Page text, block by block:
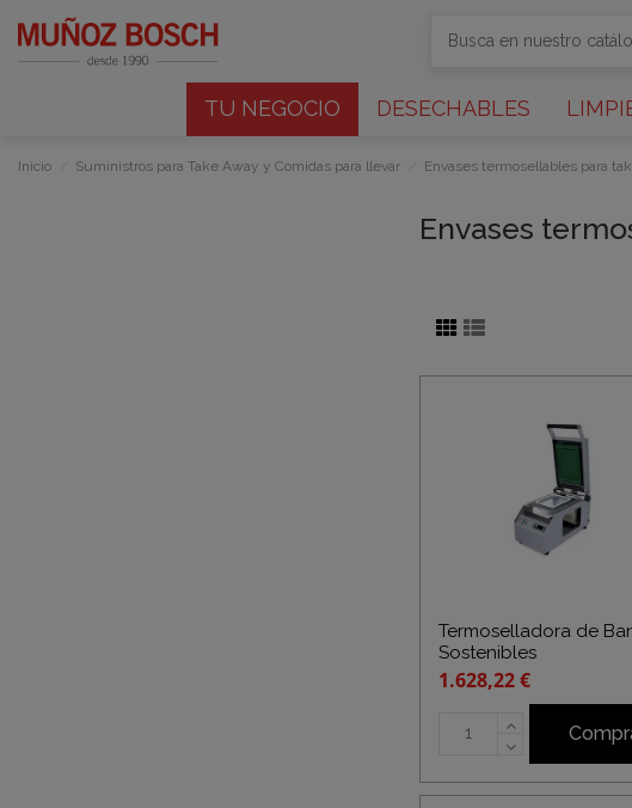
TU NEGOCIO DESECHABLES
Inicio Suministros para Take Away y Comidas para llevar Envases termosellables para
Envases
Termoselladora de
Sostenibles
1.628,22 €